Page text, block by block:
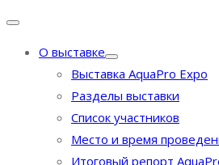
О выставке
Выставка AquaPro Expo
Разделы выставки
Список участников
Место и время
Итоговый репорт